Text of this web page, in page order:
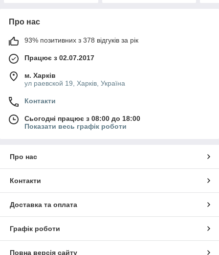
Про нас
93% позитивних з 378 відгуків за рік
Працює з 02.07.2017
м. Харків
ул раевской 19, Харків, Україна
Контакти
Сьогодні працює з 08:00 до 18:00
Показати весь графік роботи
Про нас
Контакти
Доставка та оплата
Графік роботи
Повна версія сайту